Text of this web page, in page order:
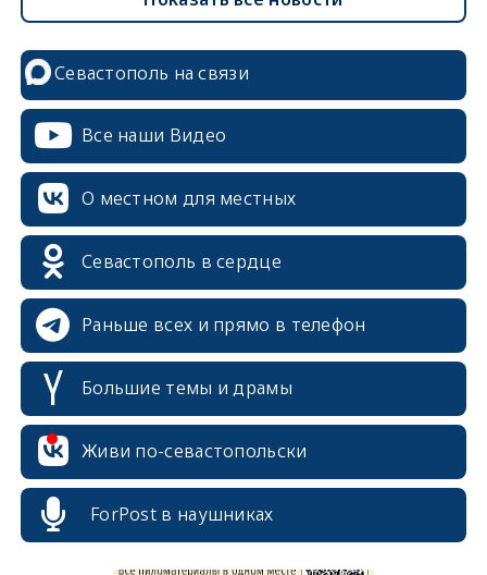
Севастополь на связи
Все наши Видео
О местном для местных
Севастополь в сердце
Раньше всех и прямо в телефон
Большие темы и драмы
Живи по-севастопольски
ForPost в наушниках